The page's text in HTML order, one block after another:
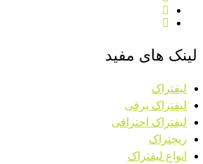
لینک های مفید
لیفتراک
لیفتراک برقی
لیفتراک احتراقی
ریچتراک
انواع لیفتراک